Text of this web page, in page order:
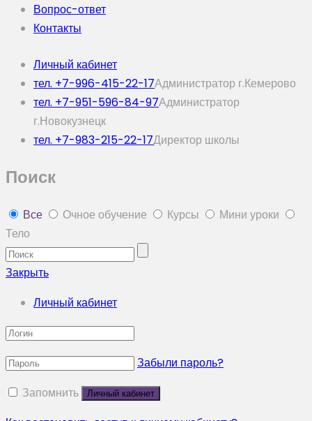
Вопрос-ответ
Контакты
Личный кабинет
тел. +7-996-415-22-17Администратор г.Кемерово
тел. +7-951-596-84-97Администратор
г.Новокузнецк
тел. +7-983-215-22-17Директор школы
Поиск
Все Очное обучение Курсы
Мини уроки
Тело
Закрыть
Личный кабинет
Забыли пароль?
Запомнить